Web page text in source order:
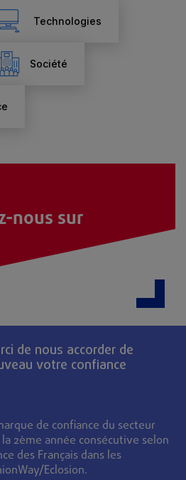
Technologies
Société
nous sur
de nous accorder de
votre confiance
de confiance du secteur
2ème année consécutive selon
des Français dans les
Eclosion.